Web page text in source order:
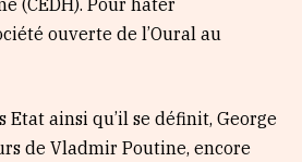
ouverte de l’Oural au
Etat ainsi qu’il se définit, George
de Vladmir Poutine, encore